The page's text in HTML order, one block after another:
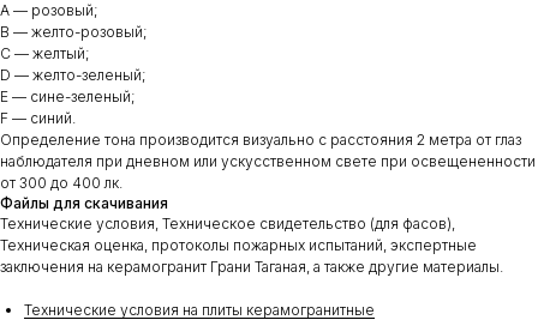
A — розовый;
B — желто-розовый;
С — желтый;
D — желто-зеленый;
E — сине-зеленый;
F — синий.
Определение тона производится визуально с расстояния 2 метра от глаз
наблюдателя при дневном или ускусственном свете при освещененности
от 300 до 400 лк.
Файлы для скачивания
Технические условия, Техническое свидетельство (для фасов),
Техническая оценка, протоколы пожарных испытаний, экспертные
заключения на керамогранит Грани Таганая, а также другие материалы.
Технические условия на плиты керамогранитные